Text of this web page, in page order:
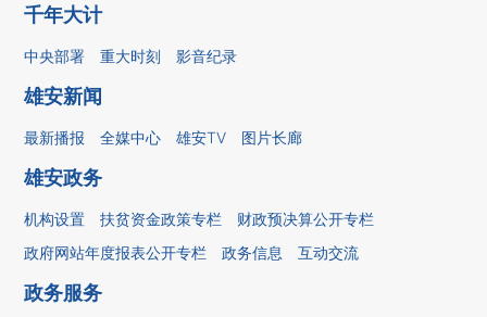
千年大计
中央部署 重大时刻 影音纪录
雄安新闻
最新播报 全媒中心 雄安TV 图片长廊
雄安政务
机构设置 扶贫资金政策专栏
财政预决算公开专栏
政府网站年度报表公开专栏
政务信息 互动交流
政务服务